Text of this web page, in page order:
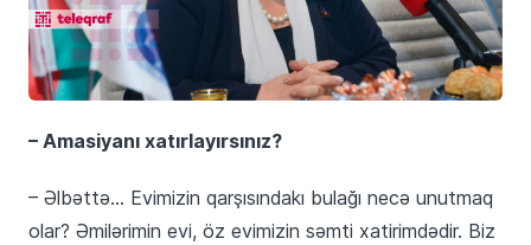
– Amasiyanı xatırlayırsınız?
– Əlbəttə… Evimizin qarşısındakı bulağı necə unutmaq
olar? Əmilərimin evi, öz evimizin səmti xatirimdədir. Biz